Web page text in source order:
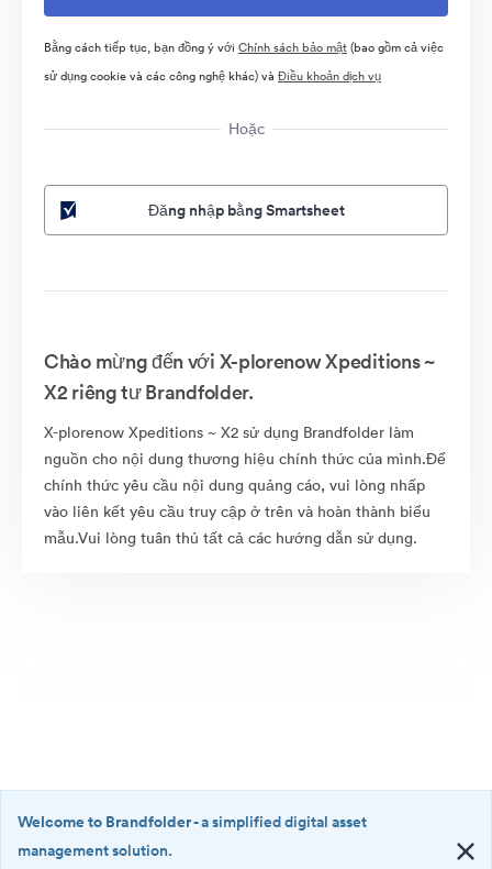
Bằng cách tiếp tục, bạn đồng ý với Chính sách bảo mật(bao gồm cả việc
sử dụng cookie và các công nghệ khác) và Điều khoản dịch vụ
Hoặc
Đăng nhập bằng Smartsheet
Chào mừng đến với X-plorenow Xpeditions ~
X2 riêng tư Brandfolder.
X-plorenow Xpeditions ~ X2 sử dụng Brandfolder làm
nguồn cho nội dung thương hiệu chính thức của mình.Để
chính thức yêu cầu nội dung quảng cáo, vui lòng nhấp
vào liên kết yêu cầu truy cập ở trên và hoàn thành biểu
mẫu.Vui lòng tuân thủ tất cả các hướng dẫn sử dụng.
Welcome to Brandfolder- a simplified digital asset
management solution.